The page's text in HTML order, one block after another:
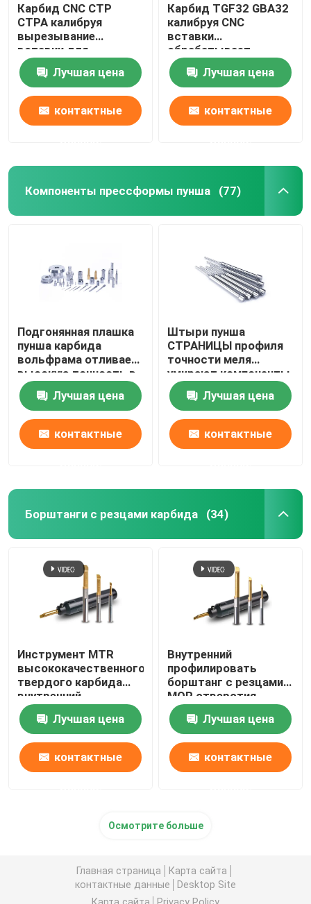
Карбид CNC CTP
CTPA калибруя
вырезывание
вставки для
обработки стальных
небольших частей
Лучшая цена
контактные
Карбид TGF32 GBA32
калибруя CNC
вставки
обрабатывает
Вертикальн-
установленную
точность на
токарном станке
Лучшая цена
контактные
Компоненты прессформы пунша (77)
Подгонянная плашка
пунша карбида
вольфрама отливает
высокую точность в
форму
Лучшая цена
контактные
Штыри пунша
СТРАНИЦЫ профиля
точности меля
умирают компоненты
для штемпелевать
работуЛучшая цена
контактные
Борштанги с резцами карбида (34)
Инструмент MTR
высококачественного
твердого карбида
внутренний
поворачивая для
мини поворачивая
токарного станка
Лучшая цена
контактные
Внутренний
профилировать
борштанг с резцами
MQR отверстия
борштанг с резцами
карбида крошечный
Лучшая цена
контактные
Осмотрите больше
Главная страница
Карта сайта
контактные данные
Desktop Site
Карта сайта
Privacy Policy